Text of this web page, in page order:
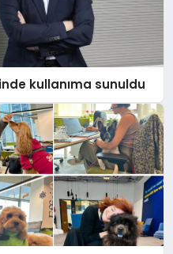
kullanıma sunuldu